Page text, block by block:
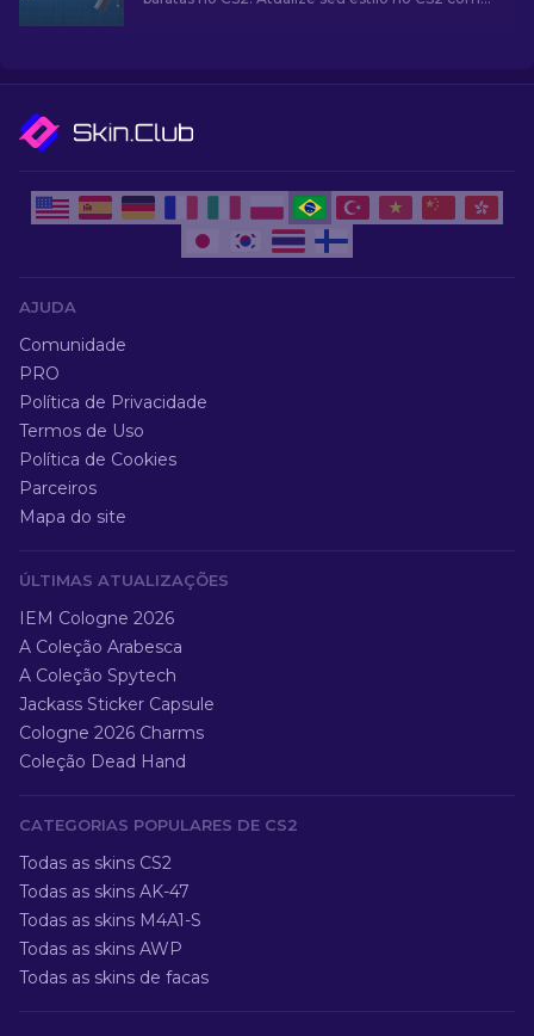
AJUDA
Comunidade
PRO
Política de Privacidade
Termos de Uso
Política de Cookies
Parceiros
Mapa do site
ÚLTIMAS ATUALIZAÇÕES
IEM Cologne 2026
A Coleção Arabesca
A Coleção Spytech
Jackass Sticker Capsule
Cologne 2026 Charms
Coleção Dead Hand
CATEGORIAS POPULARES DE CS2
Todas as skins CS2
Todas as skins AK-47
Todas as skins M4A1-S
Todas as skins AWP
Todas as skins de facas